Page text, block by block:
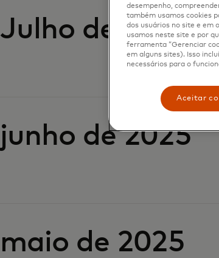
Julho de 2025
junho de 2025
maio de 2025
desempenho,
também usamos cookies
dos usuários no site e em
usamos neste site e por
ferramenta “Gerenciar
em alguns sites). Isso
necessários para o
Aceitar